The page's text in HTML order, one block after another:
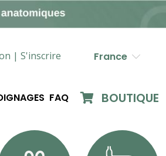
| S'inscrire France
FAQ BOUTIQUE